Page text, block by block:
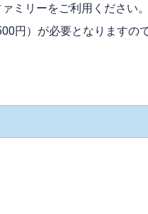
ミリーをご利用ください。
円）が必要となりますの